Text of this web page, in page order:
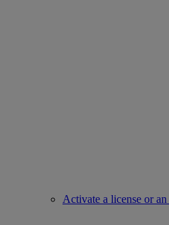
Activate a license or